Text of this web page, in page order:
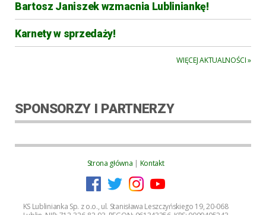
Bartosz Janiszek wzmacnia Lubliniankę!
Karnety w sprzedaży!
WIĘCEJ AKTUALNOŚCI »
SPONSORZY I PARTNERZY
Strona główna | Kontakt
KS Lublinianka Sp. z o.o., ul. Stanisława Leszczyńskiego 19, 20-068